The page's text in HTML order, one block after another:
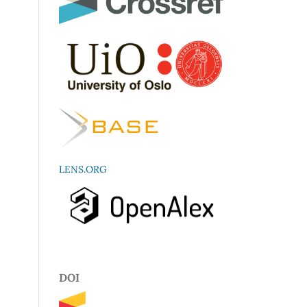
LENS.ORG
DOI